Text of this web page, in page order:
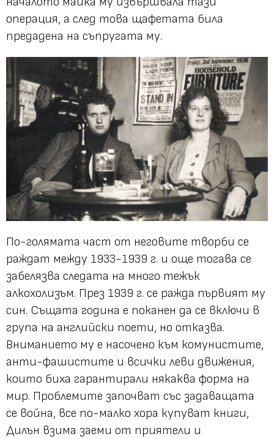
операция, а след това щафетата била
предадена на съпругата му.
По-голямата част от неговите творби се
раждат между 1933-1939 г. и още тогава се
забелязва следата на много тежък
алкохолизъм. През 1939 г. се ражда първият му
син. Същата година е поканен да се включи в
група на английски поети, но отказва.
Вниманието му е насочено към комунистите,
анти-фашистите и всички леви движения,
които биха гарантирали някаква форма на
мир. Проблемите започват със задаващата
се война, все по-малко хора купуват книги,
Дилън взима заеми от приятели и